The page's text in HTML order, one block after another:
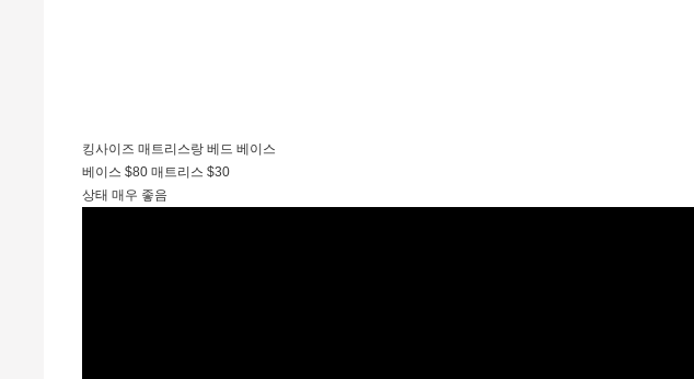
킹사이즈 매트리스랑 베드 베이스
베이스 $80 매트리스 $30
상태 매우 좋음